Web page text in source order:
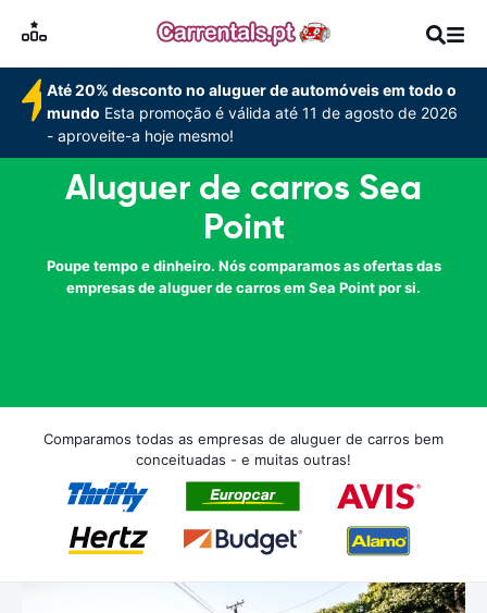
Até 20% desconto no aluguer de automóveis em todo o
mundo Esta promoção é válida até 11 de agosto de 2026
- aproveite-a hoje mesmo!
Aluguer de carros Sea
Point
Poupe tempo e dinheiro. Nós comparamos as ofertas das
empresas de aluguer de carros em Sea Point por si.
Comparamos todas as empresas de aluguer de carros bem
conceituadas - e muitas outras!